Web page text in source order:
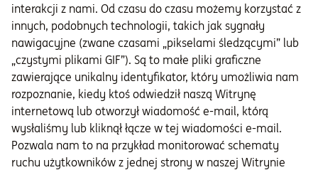
interakcji z nami. Od czasu do czasu możemy korzystać z
innych, podobnych technologii, takich jak sygnały
nawigacyjne (zwane czasami „pikselami śledzącymi” lub
„czystymi plikami GIF”). Są to małe pliki graficzne
zawierające unikalny identyfikator, który umożliwia nam
rozpoznanie, kiedy ktoś odwiedził naszą Witrynę
internetową lub otworzył wiadomość e-mail, którą
wysłaliśmy lub kliknął łącze w tej wiadomości e-mail.
Pozwala nam to na przykład monitorować schematy
ruchu użytkowników z jednej strony w naszej Witrynie